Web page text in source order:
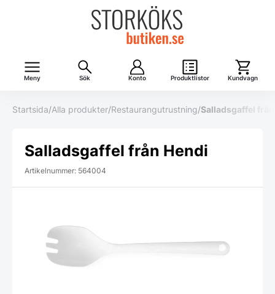
Meny Sök Konto Produktlistor Kundvagn
Startsida/Alla produkter/Restaurangutrustning/Salladsgaffel
Salladsgaffel från Hendi
Artikelnummer: 564004